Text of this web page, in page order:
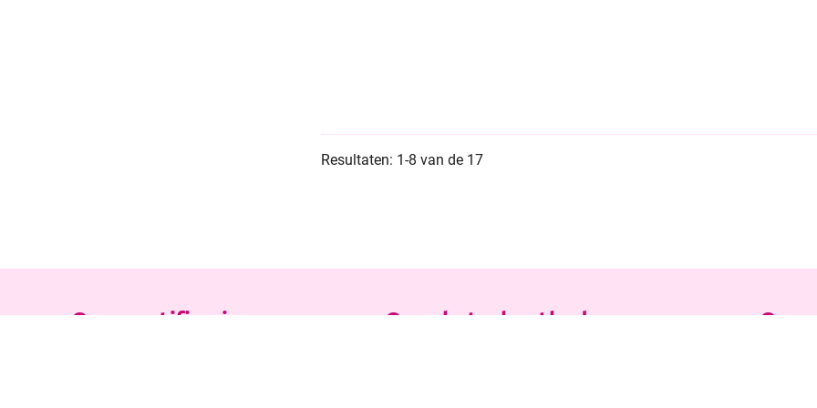
Resultaten: 1-8 van de 17
Onze certificeringen Onze betaalmethodes